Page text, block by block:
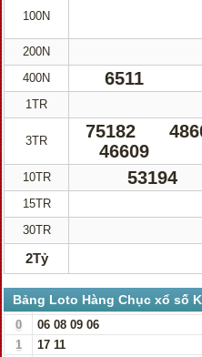
100N
200N
400N 6511
1TR
3TR 75182
46609
10TR 53194
15TR
30TR
2Tỷ
Bảng Loto Hàng Chục xổ số
0 06 08 09 06
1
17 11